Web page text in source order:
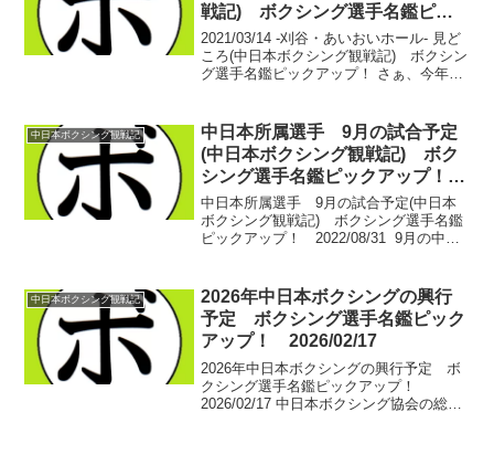
戦記) ボクシング選手名鑑ピッ
クアップ！
2021/03/14 -刈谷・あいおいホール- 見ど
ころ(中日本ボクシング観戦記) ボクシン
グ選手名鑑ピックアップ！ さぁ、今年も
本の有望ホープ2名が雌雄を決する。日
本...
中日本ボクシング観戦記
中日本所属選手 9月の試合予定
(中日本ボクシング観戦記) ボク
シング選手名鑑ピックアップ！
2022/08/31
中日本所属選手 9月の試合予定(中日本
ボクシング観戦記) ボクシング選手名鑑
ピックアップ！ 2022/08/31 9月の中日
リングで再起戦のリングに上がりま
す。...
中日本ボクシング観戦記
2026年中日本ボクシングの興行
予定 ボクシング選手名鑑ピック
アップ！ 2026/02/17
2026年中日本ボクシングの興行予定 ボ
クシング選手名鑑ピックアップ！
2026/02/17 中日本ボクシング協会の総会